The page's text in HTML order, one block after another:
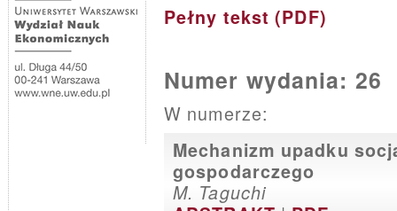
Pełny tekst (PDF)
Numer wydania: 26
W numerze:
Mechanizm upadku
gospodarczego
M. Taguchi